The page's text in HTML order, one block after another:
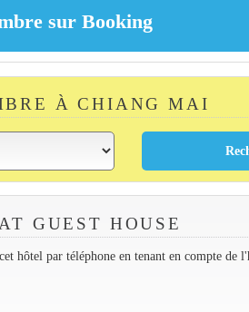
À CHIANG MAI
GUEST HOUSE
hôtel par téléphone en tenant en compte de